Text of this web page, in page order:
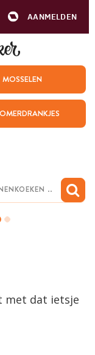
AANMELDEN
MOSSELEN
met dat ietsje